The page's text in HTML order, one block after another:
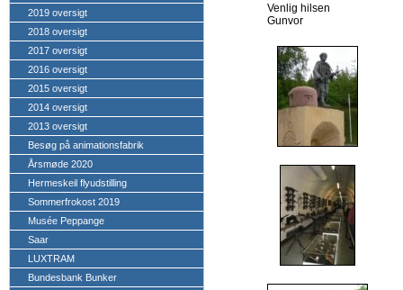
2019 oversigt
2018 oversigt
2017 oversigt
2016 oversigt
2015 oversigt
2014 oversigt
2013 oversigt
Besøg på animationsfabrik
Årsmøde 2020
Hermeskeil flyudstilling
Sommerfrokost 2019
Musée Peppange
Saar
LUXTRAM
Bundesbank Bunker
Venlig hilsen
Gunvor